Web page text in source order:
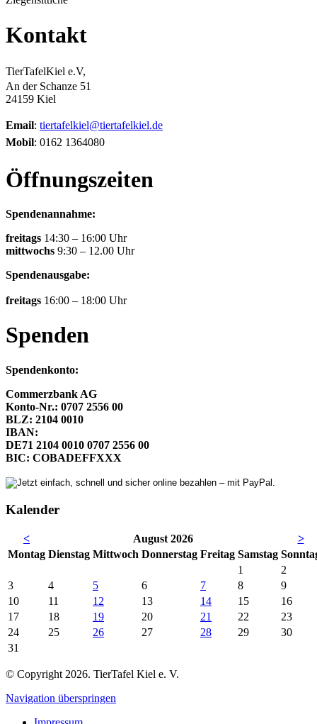
Kontakt
TierTafelKiel e.V,
An der Schanze 51
24159 Kiel
Email: tiertafelkiel@tiertafelkiel.de
Mobil: 0162 1364080
Öffnungszeiten
Spendenannahme:
freitags 14:30 – 16:00 Uhr
mittwochs 9:30 – 12.00 Uhr
Spendenausgabe:
freitags 16:00 – 18:00 Uhr
Spenden
Spendenkonto:
Commerzbank AG
Konto-Nr.: 0707 2556 00
BLZ: 2104 0010
IBAN:
DE71 2104 0010 0707 2556 00
BIC: COBADEFFXXX
Kalender
< August 2026
>
Montag Dienstag Mittwoch Donnerstag Freitag Samstag So
1
2
3
4 5 6 7 8
9
10
11 12 13 14 15
16
17
18 19 20 21 22
23
24
25 26 27 28 29
30
31
© Copyright 2026. TierTafel Kiel e. V.
Navigation überspringen